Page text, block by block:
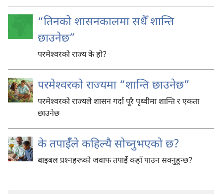
“तिनको शासनकालमा सधैँ शान्ति
छाउनेछ”
परमेश्‍वरको राज्य के हो?
परमेश्‍वरको राज्यमा “शान्ति छाउनेछ”
परमेश्‍वरको राज्यले शासन गर्दा पूरै पृथ्वीमा शान्ति र एकता
छाउनेछ
के तपाईँले कहिल्यै सोच्नुभएको छ?
बाइबल प्रश्‍नहरूको जवाफ तपाईँ कहाँ पाउन सक्नुहुन्छ?